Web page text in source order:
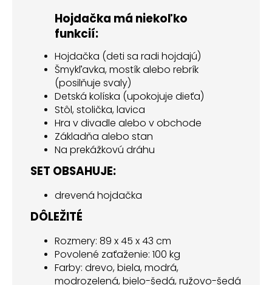
Hojdačka má niekoľko
funkcií:
Hojdačka (deti sa radi hojdajú)
Šmykľavka, mostík alebo rebrík
(posilňuje svaly)
Detská kolíska (upokojuje dieťa)
Stôl, stolička, lavica
Hra v divadle alebo v obchode
Základňa alebo stan
Na prekážkovú dráhu
SET OBSAHUJE:
drevená hojdačka
DÔLEŽITÉ
Rozmery: 89 x 45 x 43 cm
Povolené zaťaženie: 100 kg
Farby: drevo, biela, modrá,
modrozelená, bielo-šedá, ružovo-šedá